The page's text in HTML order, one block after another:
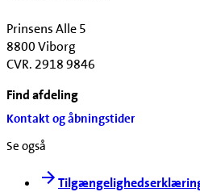
Prinsens Alle 5
8800 Viborg
CVR. 2918 9846
Find afdeling
Kontakt og åbningstider
Se også